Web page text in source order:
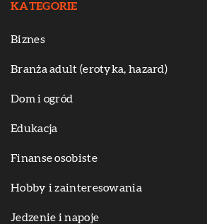
KATEGORIE
Biznes
Branża adult (erotyka, hazard)
Dom i ogród
Edukacja
Finanse osobiste
Hobby i zainteresowania
Jedzenie i napoje